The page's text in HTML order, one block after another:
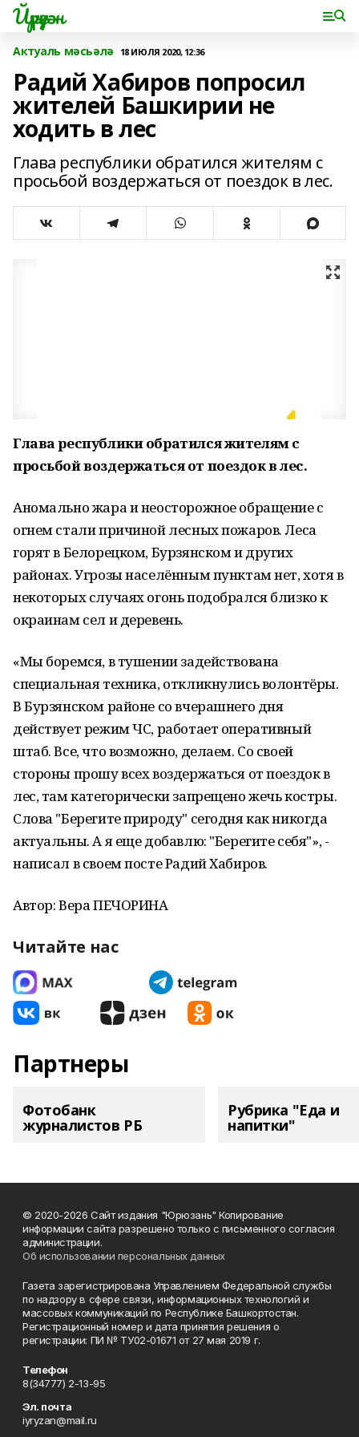
Йүрүҙән
Актуаль мәсьәлә 18 ИЮЛЯ 2020, 12:36
Радий Хабиров попросил
жителей Башкирии не
ходить в лес
Глава республики обратился жителям с
просьбой воздержаться от поездок в лес.
Глава республики обратился жителям с
просьбой воздержаться от поездок в лес.
Аномально жара и неосторожное обращение с
огнем стали причиной лесных пожаров. Леса
горят в Белорецком, Бурзянском и других
районах. Угрозы населённым пунктам нет, хотя в
некоторых случаях огонь подобрался близко к
окраинам сел и деревень.
«Мы боремся, в тушении задействована
специальная техника, откликнулись волонтёры.
В Бурзянском районе со вчерашнего дня
действует режим ЧС, работает оперативный
штаб. Все, что возможно, делаем. Со своей
стороны прошу всех воздержаться от поездок в
лес, там категорически запрещено жечь костры.
Слова "Берегите природу" сегодня как никогда
актуальны. А я еще добавлю: "Берегите себя"», -
написал в своем посте Радий Хабиров.
Автор: Вера ПЕЧОРИНА
Читайте нас
Партнеры
Фотобанк
журналистов РБ
Рубрика "Еда и
напитки"
© 2020-2026 Сайт издания "Юрюзань" Копирование
информации сайта разрешено только с письменного согласия
администрации.
Об использовании персональных данных
Газета зарегистрирована Управлением Федеральной службы
по надзору в сфере связи, информационных технологий и
массовых коммуникаций по Республике Башкортостан.
Регистрационный номер и дата принятия решения о
регистрации: ПИ № ТУ02-01671 от 27 мая 2019 г.
Телефон
8(34777) 2-13-95
Эл. почта
iyryzan@mail.ru